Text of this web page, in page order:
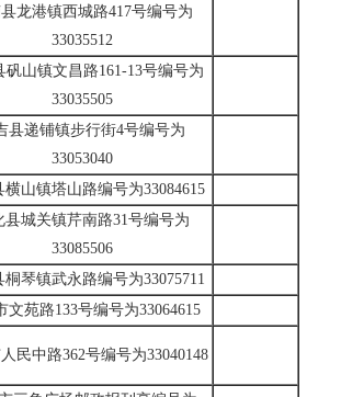
龙港镇西城路417号编号为
33035512
矾山镇文昌路161-13号编号为
33035505
县递铺镇步行街4号编号为
33053040
横山镇塔山路编号为33084615
县城关镇芹南路31号编号为
33085506
桐琴镇武永路编号为33075711
文苑路133号编号为33064615
民中路362号编号为33040148